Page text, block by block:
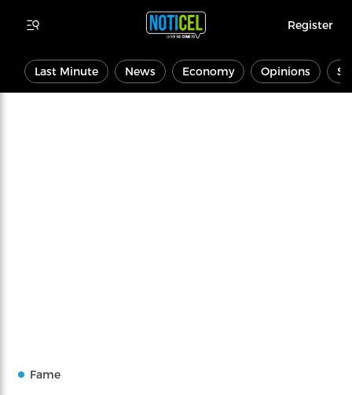
Register
Last Minute News Economy Opinions
Fame